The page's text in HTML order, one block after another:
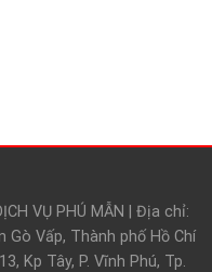
VỤ PHÚ MẪN | Địa chỉ:
Gò Vấp, Thành phố Hồ Chí
Kp Tây, P. Vĩnh Phú, Tp.